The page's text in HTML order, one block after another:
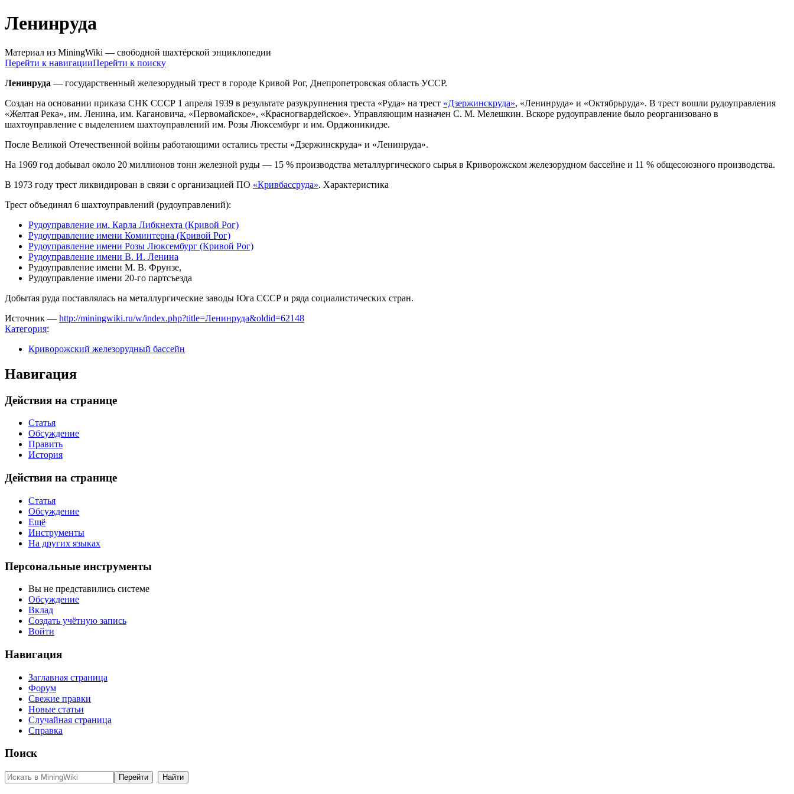
Ленинруда
Материал из MiningWiki — свободной шахтёрской энциклопедии
Перейти к навигацииПерейти к поиску
Ленинруда — государственный железорудный трест в городе Кривой Рог, Днепропетровская область УССР.
Создан на основании приказа СНК СССР 1 апреля 1939 в результате разукрупнения треста «Руда» на трест «Дзержинскруда», «Ленинруда» и «Октябрьруда». В трест вошли рудоуправления
«Желтая Река», им. Ленина, им. Кагановича, «Первомайское», «Красногвардейское». Управляющим назначен С. М. Мелешкин. Вскоре рудоуправление было реорганизовано в
шахтоуправление с выделением шахтоуправлений им. Розы Люксембург и им. Орджоникидзе.
После Великой Отечественной войны работающими остались тресты «Дзержинскруда» и «Ленинруда».
На 1969 год добывал около 20 миллионов тонн железной руды — 15 % производства металлургического сырья в Криворожском железорудном бассейне и 11 % общесоюзного производства.
В 1973 году трест ликвидирован в связи с организацией ПО «Кривбассруда». Характеристика
Трест объединял 6 шахтоуправлений (рудоуправлений):
Рудоуправление им. Карла Либкнехта (Кривой Рог)
Рудоуправление имени Коминтерна (Кривой Рог)
Рудоуправление имени Розы Люксембург (Кривой Рог)
Рудоуправление имени В. И. Ленина
Рудоуправление имени М. В. Фрунзе,
Рудоуправление имени 20-го партсъезда
Добытая руда поставлялась на металлургические заводы Юга СССР и ряда социалистических стран.
Источник — http://miningwiki.ru/w/index.php?title=Ленинруда&oldid=62148
Категория:
Криворожский железорудный бассейн
Навигация
Действия на странице
Статья
Обсуждение
Править
История
Действия на странице
Статья
Обсуждение
Ещё
Инструменты
На других языках
Персональные инструменты
Вы не представились системе
Обсуждение
Вклад
Создать учётную запись
Войти
Навигация
Заглавная страница
Форум
Свежие правки
Новые статьи
Случайная страница
Справка
Поиск